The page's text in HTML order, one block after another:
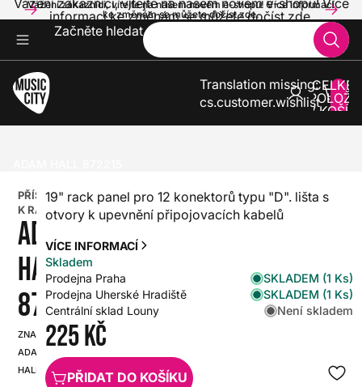
Vážení zákazníci, vítejte na našem novém e-shopu! Více informací
ke změnám se můžete dočíst zde.
Vážení zákazníci, vítejte na našem novém e-shopu! Více
informací ke změnám se můžete dočíst zde.
Začněte hledat
Translation missing:
cs.customer.wishlist
V
0
PŘÍSLUŠENSTVÍ
K RACKU 19"
ADAM
HALL
872215
ZNAČKA:
ADAM
HALL
SKU:
HX0000000092748
19" rack panel pro 12 konektorů typu "D". lišta s
otvory k upevnění připojovacích kabelů
VÍCE INFORMACÍ
Skladem
Prodejna Praha
SKLADEM (1 Ks)
Prodejna Uherské Hradiště
SKLADEM (1 Ks)
Centrální sklad Louny
Není skladem
225 Kč
PŘIDAT DO KOŠÍKU